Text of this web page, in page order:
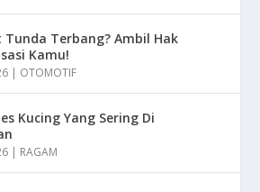
Tunda Terbang? Ambil Hak
Kamu!
| OTOMOTIF
Kucing Yang Sering Di
| RAGAM